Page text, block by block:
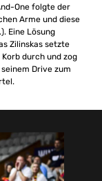
One folgte der
Arme und diese
Eine Lösung
Zilinskas setzte
durch und zog
Drive zum